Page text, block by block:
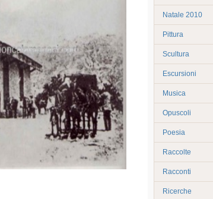
Natale 2010
Pittura
Scultura
Escursioni
Musica
Opuscoli
Poesia
Raccolte
Racconti
Ricerche